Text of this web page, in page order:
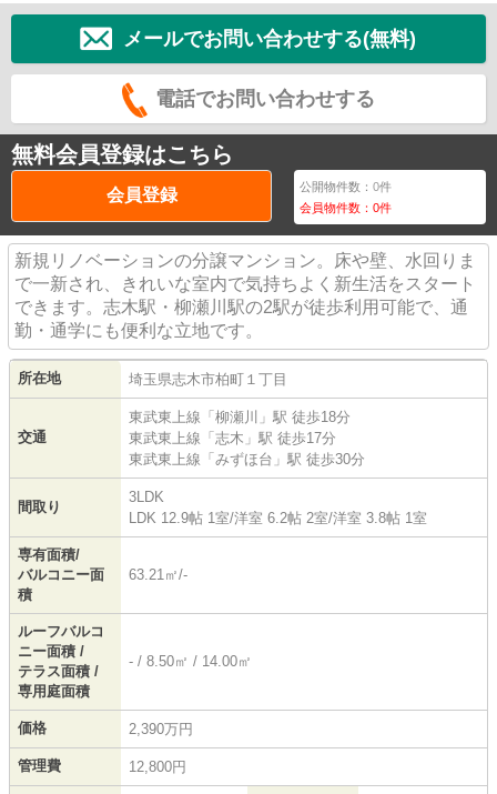
メールでお問い合わせする(無料)
電話でお問い合わせする
無料会員登録はこちら
会員登録 公開物件数：0件
会員物件数：0件
新規リノベーションの分譲マンション。床や壁、水回りま
で一新され、きれいな室内で気持ちよく新生活をスタート
できます。志木駅・柳瀬川駅の2駅が徒歩利用可能で、通
勤・通学にも便利な立地です。
所在地 埼玉県志木市柏町 １丁目
交通
東武東上線 「 柳瀬川 」駅 徒歩18分
東武東上線 「 志木 」駅 徒歩17分
東武東上線 「 みずほ台 」駅 徒歩30分
間取り
3LDK
LDK 12.9帖 1室/洋室 6.2帖 2室/洋室 3.8帖 1室
専有面積/
バルコニー面
積
63.21㎡/-
ルーフバルコ
ニー面積 /
テラス面積 /
専用庭面積
- / 8.50㎡ / 14.00㎡
価格 2,390万円
管理費 12,800円